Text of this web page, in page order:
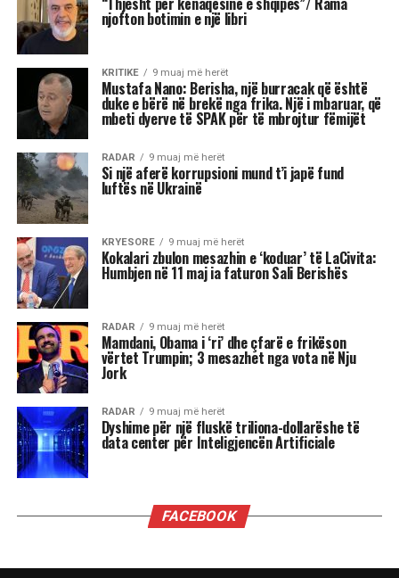
Më poshtë janë tre shenjat e zodiakut që
konsiderohen më xheloze:
Akrepi
I njohur për intensitetin e tij emocional, akrepi
shpesh konkurron në heshtje. Kur ndjen se është
tejkaluar, mund të mbajë mëri dhe të tërhiqet
nga të tjerët.
Luani
Luanët kanë nevojë të madhe për vëmendje dhe
admirim. Kur këto nevoja nuk plotësohen,
ndjenja e xhelozisë mund të bëhet e fortë. Ata
shpesh nënvlerësojnë ata që i sfidojnë në
pozicionin e tyre, sidomos në rolin udhëheqës.
Astrologjia i këshillon Luanët të ushtrojnë më
shumë përulësi për të shmangur zilitë e
panevojshme.
Virgjëresha
nevojës së tyre për përsosmëri. Krahasimet e
ndihen konkurrues ose të zhgënjyer. Ato